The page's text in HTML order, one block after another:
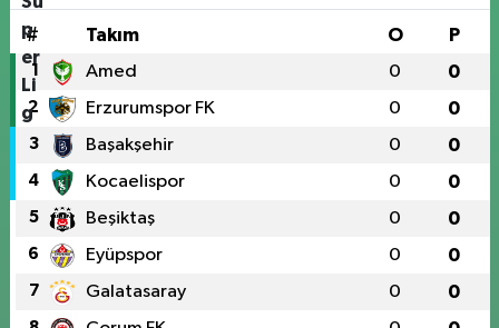
# Takım O P
1 Amed 0 0
2 Erzurumspor FK 0 0
3 Başakşehir 0 0
4 Kocaelispor 0 0
5 Beşiktaş 0 0
6 Eyüpspor 0 0
7 Galatasaray 0 0